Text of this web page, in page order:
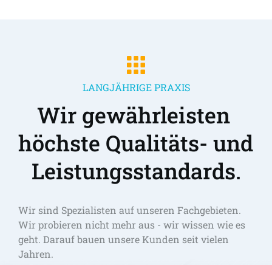
LANGJÄHRIGE PRAXIS
Wir gewährleisten
höchste Qualitäts- und
Leistungsstandards.
Wir sind Spezialisten auf unseren Fachgebieten.
Wir probieren nicht mehr aus - wir wissen wie es
geht. Darauf bauen unsere Kunden seit vielen
Jahren.